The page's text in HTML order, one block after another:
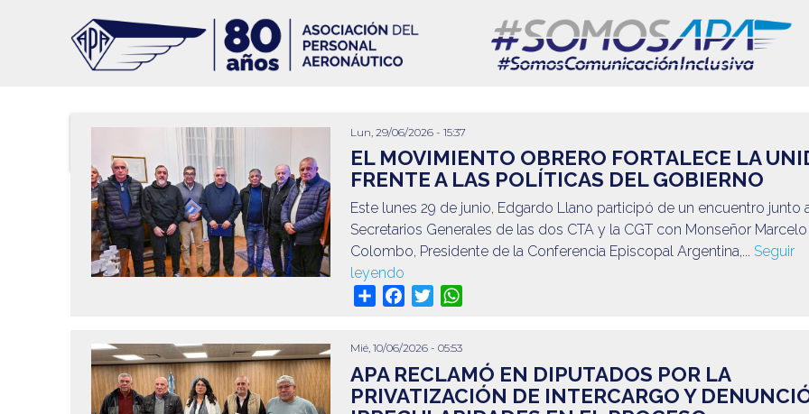
Lun, 29/06/2026 - 15:37
EL MOVIMIENTO OBRERO FORTALECE LA
FRENTE A LAS POLÍTICAS DEL GOBIERNO
Este lunes 29 de junio, Edgardo Llano participó de un encuentro junto
Secretarios Generales de las dos CTA y la CGT con Monseñor Marcelo
Colombo, Presidente de la Conferencia Episcopal Argentina,... Seguir
leyendo
Share Facebook
Twitter
Mié, 10/06/2026 - 05:53
APA RECLAMÓ EN DIPUTADOS POR LA
PRIVATIZACIÓN DE INTERCARGO Y
Paginación